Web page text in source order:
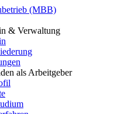
(MBB)
& Verwaltung
als Arbeitgeber